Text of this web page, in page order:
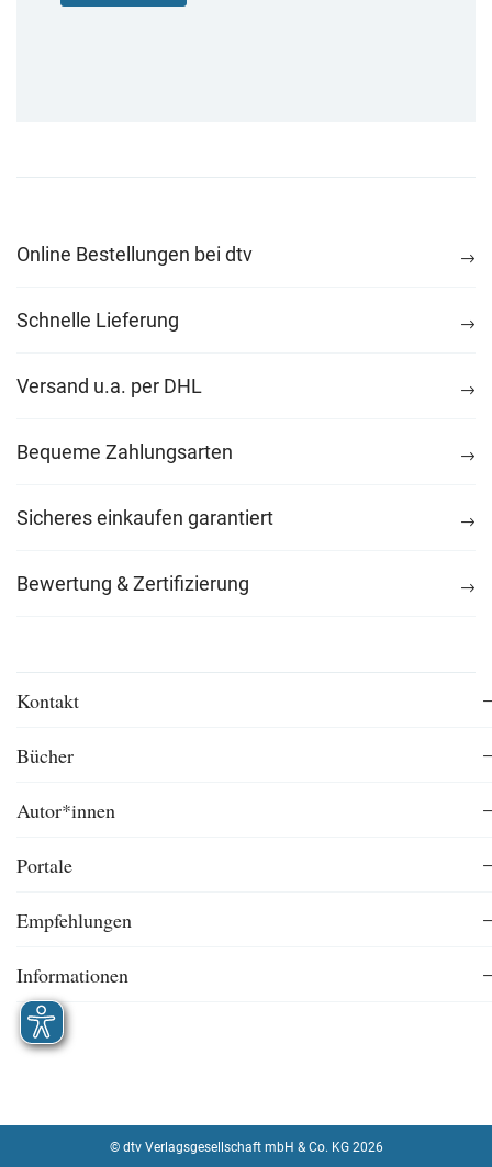
Online Bestellungen bei dtv
Schnelle Lieferung
Versand u.a. per DHL
Bequeme Zahlungsarten
Sicheres einkaufen garantiert
Bewertung & Zertifizierung
Kontakt
Bücher
Autor*innen
Portale
Empfehlungen
Informationen
© dtv Verlagsgesellschaft mbH & Co. KG 2026